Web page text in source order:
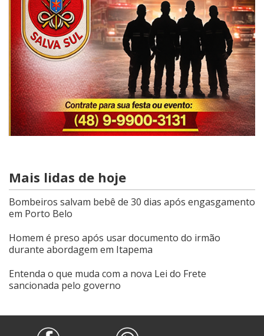
Mais lidas de hoje
Bombeiros salvam bebê de 30 dias após engasgamento
em Porto Belo
Homem é preso após usar documento do irmão
durante abordagem em Itapema
Entenda o que muda com a nova Lei do Frete
sancionada pelo governo